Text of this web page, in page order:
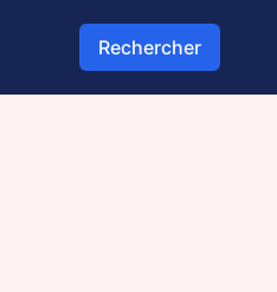
Rechercher